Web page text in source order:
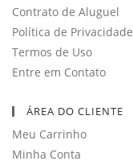
Contrato de Aluguel
Política de Privacidade
Termos de Uso
Entre em Contato
ÁREA DO CLIENTE
Meu Carrinho
Minha Conta